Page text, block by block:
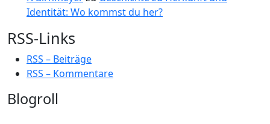
Identität: Wo kommst du her?
RSS-Links
RSS – Beiträge
RSS – Kommentare
Blogroll